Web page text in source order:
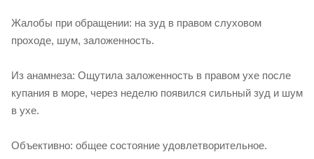
Жалобы при обращении: на зуд в правом слуховом
проходе, шум, заложенность.
Из анамнеза: Ощутила заложенность в правом ухе после
купания в море, через неделю появился сильный зуд и шум
в ухе.
Объективно: общее состояние удовлетворительное.